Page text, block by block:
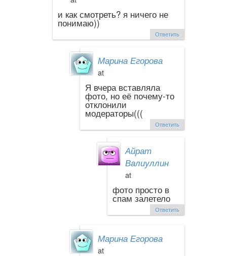
и как смотреть? я ничего не
понимаю))
Ответить
Марина Егорова
at
Я вчера вставляла
фото, но её почему-то
отклонили
модераторы(((
Ответить
Айрат
Валиуллин
at
фото просто в
спам залетело
Ответить
Марина Егорова
at